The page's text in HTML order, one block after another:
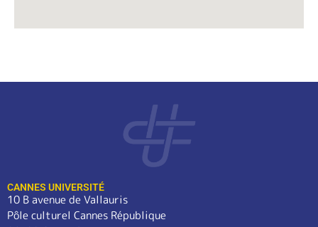
CANNES UNIVERSITÉ
10 B avenue de Vallauris
Pôle culturel Cannes République